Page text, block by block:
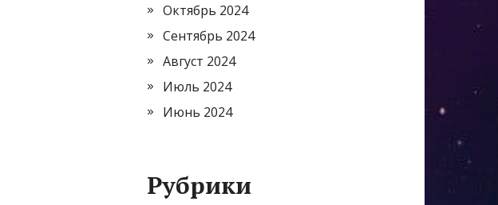
Октябрь 2024
Сентябрь 2024
Август 2024
Июль 2024
Июнь 2024
Рубрики